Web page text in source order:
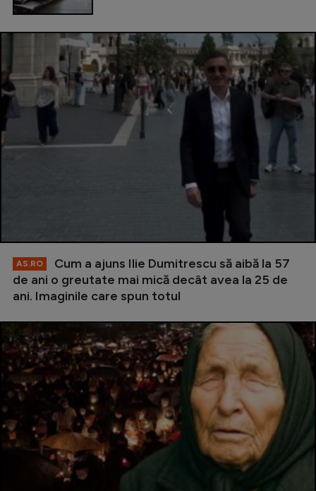
AS.RO
Cum a ajuns Ilie Dumitrescu să aibă la 57
de ani o greutate mai mică decât avea la 25 de
ani. Imaginile care spun totul